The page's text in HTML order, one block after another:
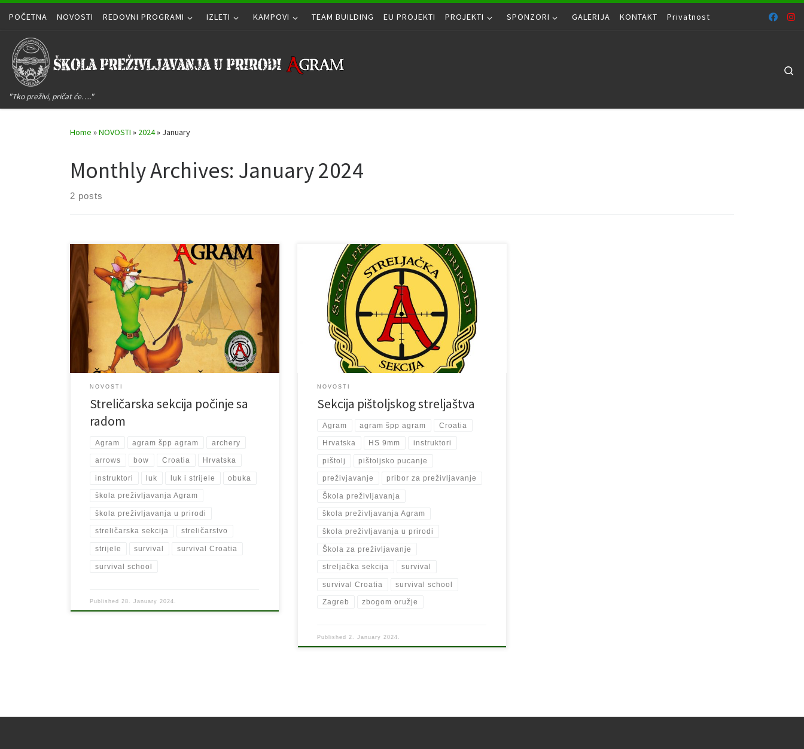
Skip to content
POČETNA NOVOSTI REDOVNI PROGRAMI IZLETI KAMPOVI TEAM BUILDING EU PROJEKTI PROJEKTI SPONZORI GALERIJA KONTAKT Privatnost
"Tko preživi, pričat će…."
Home »NOVOSTI » 2024» January
Monthly Archives: January 2024
2 posts
06. veljače 2024. godine počinje sa radom naša
streličarska sekcija, tako svi oni koji se žele oprobati u
ovoj preživljavačko-sportskoj disciplini, natjecateljski,
rekreativno ili čisto preživljavanja radi, mogu se učlaniti
i naučiti koristiti luk i strijele poput Robin Hooda.Osim
tehnike gađanja mete sa lukom i strijelama, naučiti
ćete gađati i […]
NOVOSTI
Streličarska sekcija počinje sa
radom
Agram agram špp agram archery
arrows bow Croatia Hrvatska
instruktori luk luk i strijele obuka
škola preživljavanja Agram
škola preživljavanja u prirodi
streličarska sekcija streličarstvo
strijele survival survival Croatia
survival school
Published28. January 2024.
Naša sekcija pištoljskog streljaštva nastavlja sa radom u
Novoj 2024. godini. Instruktori Mladen i Krešo i ove
godine voditi će vas do Vaših vrhunskih postignuća u
pucanju iz pištolja na streljani LAS, svaki utorka i
četvrtak od 18.00-20.00 sati. Pozvani su svi stari članovi
sekcije, a i novi zainteresirani. Morate […]
NOVOSTI
Sekcija pištoljskog streljaštva
Agram agram špp agram Croatia
Hrvatska HS 9mm instruktori
pištolj pištoljsko pucanje
preživjavanje pribor za preživljavanje
Škola preživljavanja
škola preživljavanja Agram
škola preživljavanja u prirodi
Škola za preživljavanje
streljačka sekcija survival
survival Croatia survival school
Zagreb zbogom oružje
Published 2. January 2024.